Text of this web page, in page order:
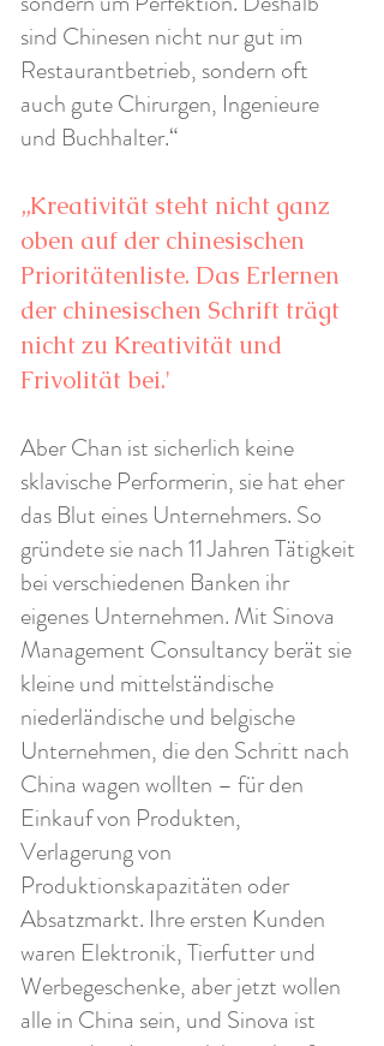
sind Chinesen nicht nur gut im
Restaurantbetrieb, sondern oft
auch gute Chirurgen, Ingenieure
und Buchhalter.“
„Kreativität steht nicht ganz
oben auf der chinesischen
Prioritätenliste. Das Erlernen
der chinesischen Schrift trägt
nicht zu Kreativität und
Frivolität bei.'
Aber Chan ist sicherlich keine
sklavische Performerin, sie hat eher
das Blut eines Unternehmers. So
gründete sie nach 11 Jahren Tätigkeit
bei verschiedenen Banken ihr
eigenes Unternehmen. Mit Sinova
Management Consultancy berät sie
kleine und mittelständische
niederländische und belgische
Unternehmen, die den Schritt nach
China wagen wollten – für den
Einkauf von Produkten,
Verlagerung von
Produktionskapazitäten oder
Absatzmarkt. Ihre ersten Kunden
waren Elektronik, Tierfutter und
Werbegeschenke, aber jetzt wollen
alle in China sein, und Sinova ist